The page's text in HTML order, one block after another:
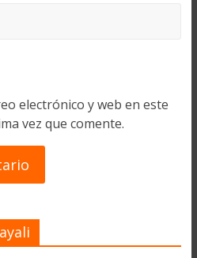
electrónico y web en este
vez que comente.